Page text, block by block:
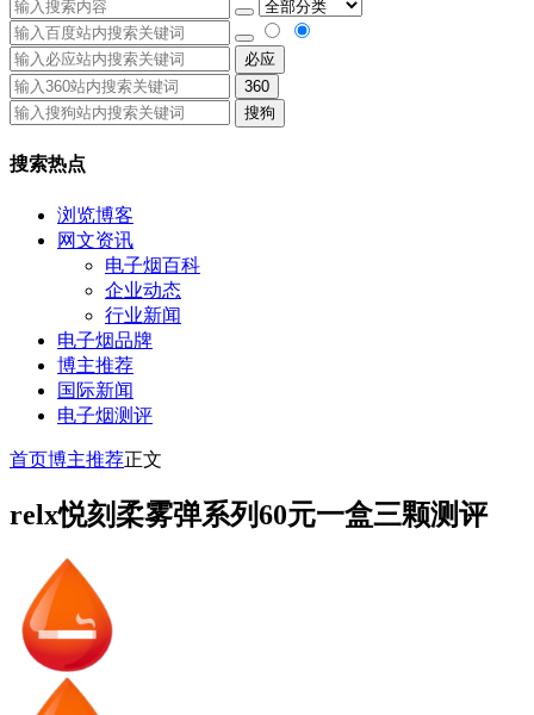
必应
360
搜狗
搜索热点
浏览博客
网文资讯
电子烟百科
企业动态
行业新闻
电子烟品牌
博主推荐
国际新闻
电子烟测评
首页博主推荐正文
relx悦刻柔雾弹系列60元一盒三颗测评